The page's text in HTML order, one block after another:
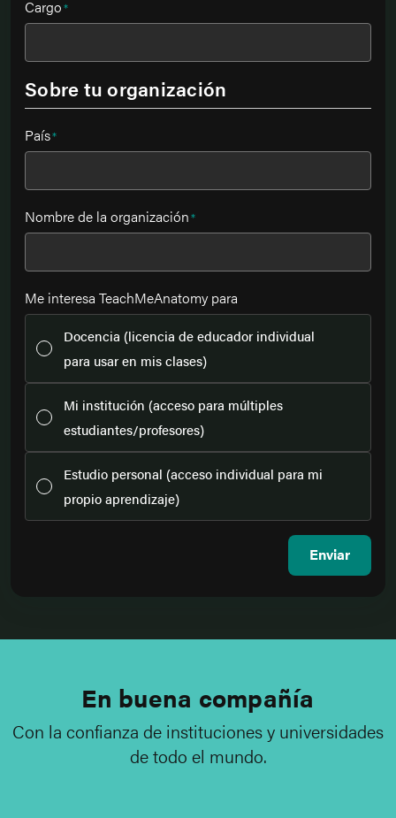
Cargo*
Sobre tu organización
País*
Nombre de la organización*
Me interesa TeachMeAnatomy para
Docencia (licencia de educador individual
para usar en mis clases)
Mi institución (acceso para múltiples
estudiantes/profesores)
Estudio personal (acceso individual para mi
propio aprendizaje)
Enviar
En buena compañía
Con la confianza de instituciones y universidades
de todo el mundo.